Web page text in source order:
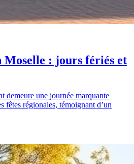
Moselle : jours fériés et
demeure une journée marquante
fêtes régionales, témoignant d’un